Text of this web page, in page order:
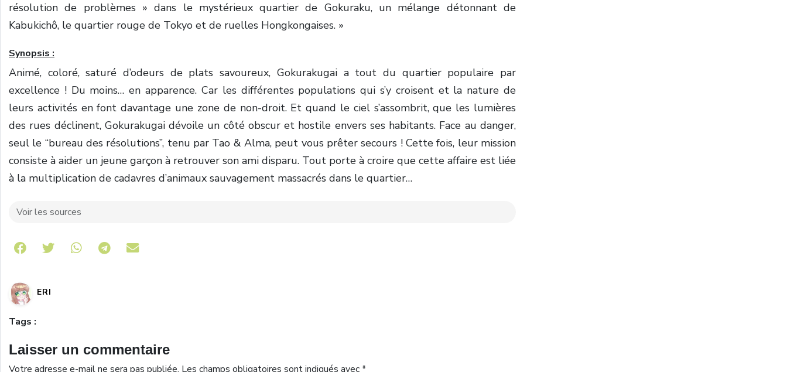
résolution de problèmes » dans le mystérieux quartier de Gokuraku, un mélange détonnant de
Kabukichô, le quartier rouge de Tokyo et de ruelles Hongkongaises. »
Synopsis :
Animé, coloré, saturé d’odeurs de plats savoureux, Gokurakugai a tout du quartier populaire par
excellence ! Du moins… en apparence. Car les différentes populations qui s’y croisent et la nature de
leurs activités en font davantage une zone de non-droit. Et quand le ciel s’assombrit, que les lumières
des rues déclinent, Gokurakugai dévoile un côté obscur et hostile envers ses habitants. Face au danger,
seul le “bureau des résolutions”, tenu par Tao & Alma, peut vous prêter secours ! Cette fois, leur mission
consiste à aider un jeune garçon à retrouver son ami disparu. Tout porte à croire que cette affaire est liée
à la multiplication de cadavres d’animaux sauvagement massacrés dans le quartier…
Voir les sources
Share on Telegram
ERI
Tags :
Laisser un commentaire
Votre adresse e-mail ne sera pas publiée. Les champs obligatoires sont indiqués avec*